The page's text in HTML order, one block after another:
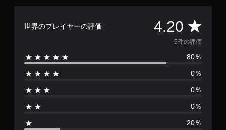
世界のプレイヤーの評価 4.20 評
価
数
は
、
5件の評価
80％
0％
0％
0％
20％